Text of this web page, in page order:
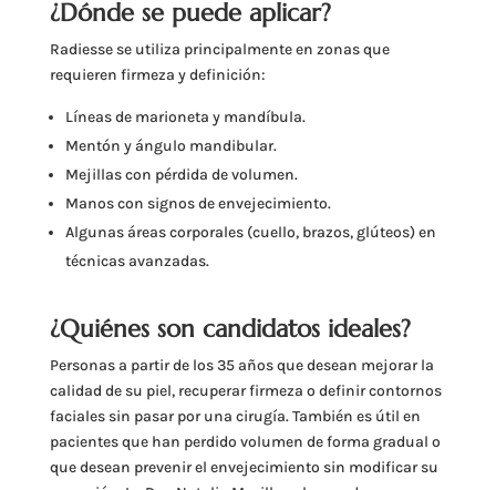
¿Dónde se puede aplicar?
Radiesse se utiliza principalmente en zonas que
requieren firmeza y definición:
Líneas de marioneta y mandíbula.
Mentón y ángulo mandibular.
Mejillas con pérdida de volumen.
Manos con signos de envejecimiento.
Algunas áreas corporales (cuello, brazos, glúteos) en
técnicas avanzadas.
¿Quiénes son candidatos ideales?
Personas a partir de los 35 años que desean mejorar la
calidad de su piel, recuperar firmeza o definir contornos
faciales sin pasar por una cirugía. También es útil en
pacientes que han perdido volumen de forma gradual o
que desean prevenir el envejecimiento sin modificar su